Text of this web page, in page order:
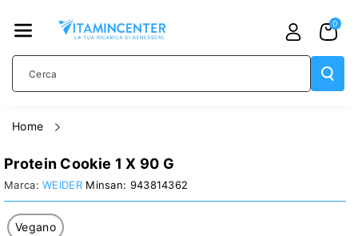
AI CONTE
Cerca
0
home
Protein Cookie 1 X 90 G
WEIDER 943814362
Vegano
PASSA ALLE